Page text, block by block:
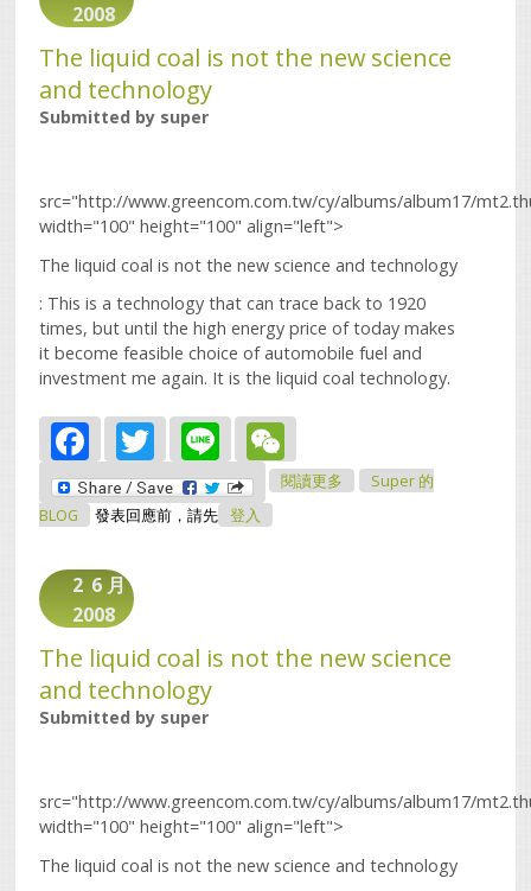
2008
The liquid coal is not the new science
and technology
Submitted by super
src="http://www.greencom.com.tw/cy/albums/album17/
width="100" height="100" align="left">
The liquid coal is not the new science and technology
: This is a technology that can trace back to 1920
times, but until the high energy price of today makes
it become feasible choice of automobile fuel and
investment me again. It is the liquid coal technology.
Facebook
Twitter
Line
閱讀更多關於The Liquid Coal Is
Not The New Science
Super 的
BLOG
發表回應前，請先 登入
2 6 月
2008
The liquid coal is not the new science
and technology
Submitted by super
src="http://www.greencom.com.tw/cy/albums/album17/
width="100" height="100" align="left">
The liquid coal is not the new science and technology